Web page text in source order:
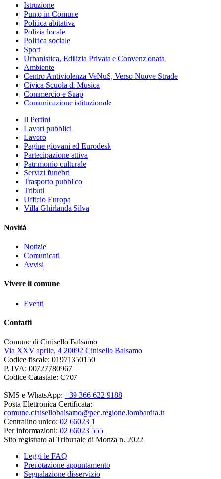
Istruzione
Punto in Comune
Politica abitativa
Polizia locale
Politica sociale
Sport
Urbanistica, Edilizia Privata e Convenzionata
Ambiente
Centro Antiviolenza VeNuS, Verso Nuove Strade
Civica Scuola di Musica
Commercio e Suap
Comunicazione istituzionale
Il Pertini
Lavori pubblici
Lavoro
Pagine giovani ed Eurodesk
Partecipazione attiva
Patrimonio culturale
Servizi funebri
Trasporto pubblico
Tributi
Ufficio Europa
Villa Ghirlanda Silva
Novità
Notizie
Comunicati
Avvisi
Vivere il comune
Eventi
Contatti
Comune di Cinisello Balsamo
Via XXV aprile, 4 20092 Cinisello Balsamo
Codice fiscale: 01971350150
P. IVA: 00727780967
Codice Catastale: C707
SMS e WhatsApp: +39 366 622 9188
Posta Elettronica Certificata:
comune.cinisellobalsamo@pec.regione.lombardia.it
Centralino unico: 02 66023 1
Per informazioni: 02 66023 555
Sito registrato al Tribunale di Monza n. 2022
Leggi le FAQ
Prenotazione appuntamento
Segnalazione disservizio